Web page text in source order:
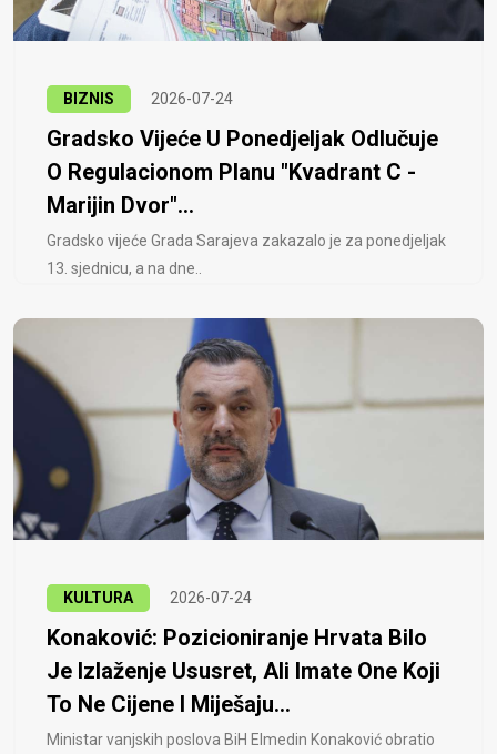
BIZNIS 2026-07-24
Gradsko Vijeće U Ponedjeljak Odlučuje
O Regulacionom Planu "Kvadrant C -
Marijin Dvor"...
Gradsko vijeće Grada Sarajeva zakazalo je za ponedjeljak
13. sjednicu, a na dne..
KULTURA 2026-07-24
Konaković: Pozicioniranje Hrvata Bilo
Je Izlaženje Ususret, Ali Imate One Koji
To Ne Cijene I Miješaju...
Ministar vanjskih poslova BiH Elmedin Konaković obratio